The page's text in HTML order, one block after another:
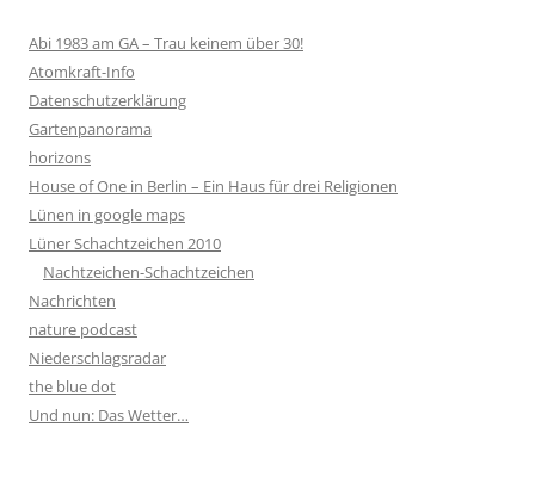
Abi 1983 am GA – Trau keinem über 30!
Atomkraft-Info
Datenschutzerklärung
Gartenpanorama
horizons
House of One in Berlin – Ein Haus für drei Religionen
Lünen in google maps
Lüner Schachtzeichen 2010
Nachtzeichen-Schachtzeichen
Nachrichten
nature podcast
Niederschlagsradar
the blue dot
Und nun: Das Wetter…